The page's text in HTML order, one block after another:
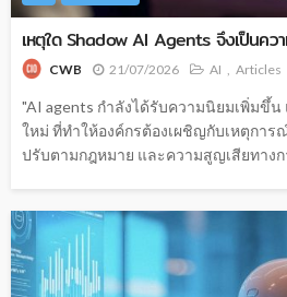
เหตุใด Shadow AI Agents จึงเป็นค
CWB 21/07/2026 AI Articles
"AI agents กำลังได้รับความนิยมเพิ่มขึ้
ใหม่ ที่ทำให้องค์กรต้องเผชิญกับเหตุกา
ปรับตามกฎหมาย และความสูญเสียทางก